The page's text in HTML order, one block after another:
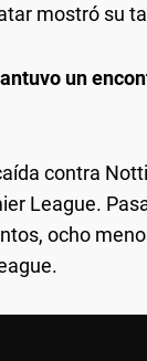
mostró su
un
contra
League.
ocho